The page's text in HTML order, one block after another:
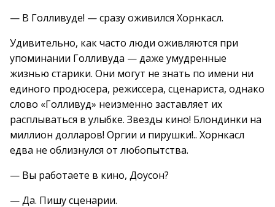
— В Голливуде! — сразу оживился Хорнкасл.
Удивительно, как часто люди оживляются при
упоминании Голливуда — даже умудренные
жизнью старики. Они могут не знать по имени ни
единого продюсера, режиссера, сценариста, однако
слово «Голливуд» неизменно заставляет их
расплываться в улыбке. Звезды кино! Блондинки на
миллион долларов! Оргии и пирушки!.. Хорнкасл
едва не облизнулся от любопытства.
— Вы работаете в кино, Доусон?
— Да. Пишу сценарии.